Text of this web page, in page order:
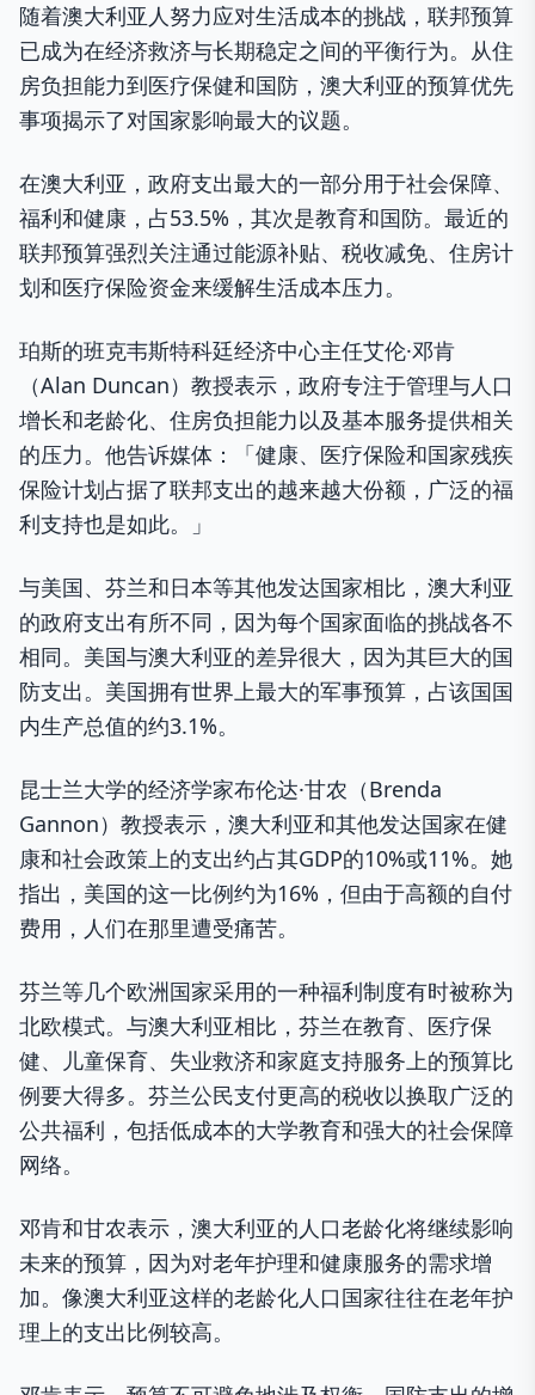
随着澳大利亚人努力应对生活成本的挑战，联邦预算
已成为在经济救济与长期稳定之间的平衡行为。从住
房负担能力到医疗保健和国防，澳大利亚的预算优先
事项揭示了对国家影响最大的议题。
在澳大利亚，政府支出最大的一部分用于社会保障、
福利和健康，占53.5%，其次是教育和国防。最近的
联邦预算强烈关注通过能源补贴、税收减免、住房计
划和医疗保险资金来缓解生活成本压力。
珀斯的班克韦斯特科廷经济中心主任艾伦·邓肯
（Alan Duncan）教授表示，政府专注于管理与人口
增长和老龄化、住房负担能力以及基本服务提供相关
的压力。他告诉媒体：「健康、医疗保险和国家残疾
保险计划占据了联邦支出的越来越大份额，广泛的福
利支持也是如此。」
与美国、芬兰和日本等其他发达国家相比，澳大利亚
的政府支出有所不同，因为每个国家面临的挑战各不
相同。美国与澳大利亚的差异很大，因为其巨大的国
防支出。美国拥有世界上最大的军事预算，占该国国
内生产总值的约3.1%。
昆士兰大学的经济学家布伦达·甘农（Brenda
Gannon）教授表示，澳大利亚和其他发达国家在健
康和社会政策上的支出约占其GDP的10%或11%。她
指出，美国的这一比例约为16%，但由于高额的自付
费用，人们在那里遭受痛苦。
芬兰等几个欧洲国家采用的一种福利制度有时被称为
北欧模式。与澳大利亚相比，芬兰在教育、医疗保
健、儿童保育、失业救济和家庭支持服务上的预算比
例要大得多。芬兰公民支付更高的税收以换取广泛的
公共福利，包括低成本的大学教育和强大的社会保障
网络。
邓肯和甘农表示，澳大利亚的人口老龄化将继续影响
未来的预算，因为对老年护理和健康服务的需求增
加。像澳大利亚这样的老龄化人口国家往往在老年护
理上的支出比例较高。